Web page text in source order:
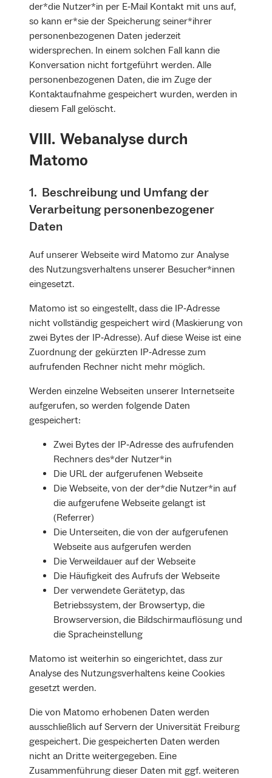
der*die Nutzer*in per E‐Mail Kontakt mit uns auf,
so kann er*sie der Speicherung seiner*ihrer
personenbezogenen Daten jederzeit
widersprechen. In einem solchen Fall kann die
Konversation nicht fortgeführt werden. Alle
personenbezogenen Daten, die im Zuge der
Kontaktaufnahme gespeichert wurden, werden in
diesem Fall gelöscht.
VIII. Webanalyse durch
Matomo
1. Beschreibung und Umfang der
Verarbeitung personenbezogener
Daten
Auf unserer Webseite wird Matomo zur Analyse
des Nutzungsverhaltens unserer Besucher*innen
eingesetzt.
Matomo ist so eingestellt, dass die IP‐Adresse
nicht vollständig gespeichert wird (Maskierung von
zwei Bytes der IP‐Adresse). Auf diese Weise ist eine
Zuordnung der gekürzten IP‐Adresse zum
aufrufenden Rechner nicht mehr möglich.
Werden einzelne Webseiten unserer Internetseite
aufgerufen, so werden folgende Daten
gespeichert:
Zwei Bytes der IP‐Adresse des aufrufenden
Rechners des*der Nutzer*in
Die URL der aufgerufenen Webseite
Die Webseite, von der der*die Nutzer*in auf
die aufgerufene Webseite gelangt ist
(Referrer)
Die Unterseiten, die von der aufgerufenen
Webseite aus aufgerufen werden
Die Verweildauer auf der Webseite
Die Häufigkeit des Aufrufs der Webseite
Der verwendete Gerätetyp, das
Betriebssystem, der Browsertyp, die
Browserversion, die Bildschirmauflösung und
die Spracheinstellung
Matomo ist weiterhin so eingerichtet, dass zur
Analyse des Nutzungsverhaltens keine Cookies
gesetzt werden.
Die von Matomo erhobenen Daten werden
ausschließlich auf Servern der Universität Freiburg
gespeichert. Die gespeicherten Daten werden
nicht an Dritte weitergegeben. Eine
Zusammenführung dieser Daten mit ggf. weiteren